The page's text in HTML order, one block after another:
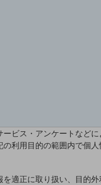
ビス・アンケートなど
利用目的の範囲内で個人
適正に取り扱い、目的